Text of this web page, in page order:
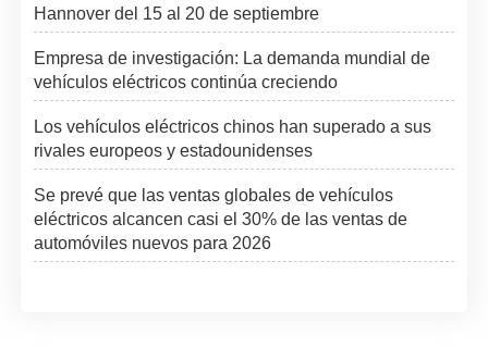
Hannover del 15 al 20 de septiembre
Empresa de investigación: La demanda mundial de
vehículos eléctricos continúa creciendo
Los vehículos eléctricos chinos han superado a sus
rivales europeos y estadounidenses
Se prevé que las ventas globales de vehículos
eléctricos alcancen casi el 30% de las ventas de
automóviles nuevos para 2026